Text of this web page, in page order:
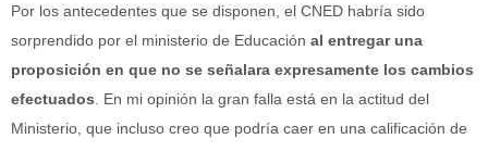
Por los antecedentes que se disponen, el CNED habría sido
sorprendido por el ministerio de Educación al entregar una
proposición en que no se señalara expresamente los cambios
efectuados . En mi opinión la gran falla está en la actitud del
Ministerio, que incluso creo que podría caer en una calificación de